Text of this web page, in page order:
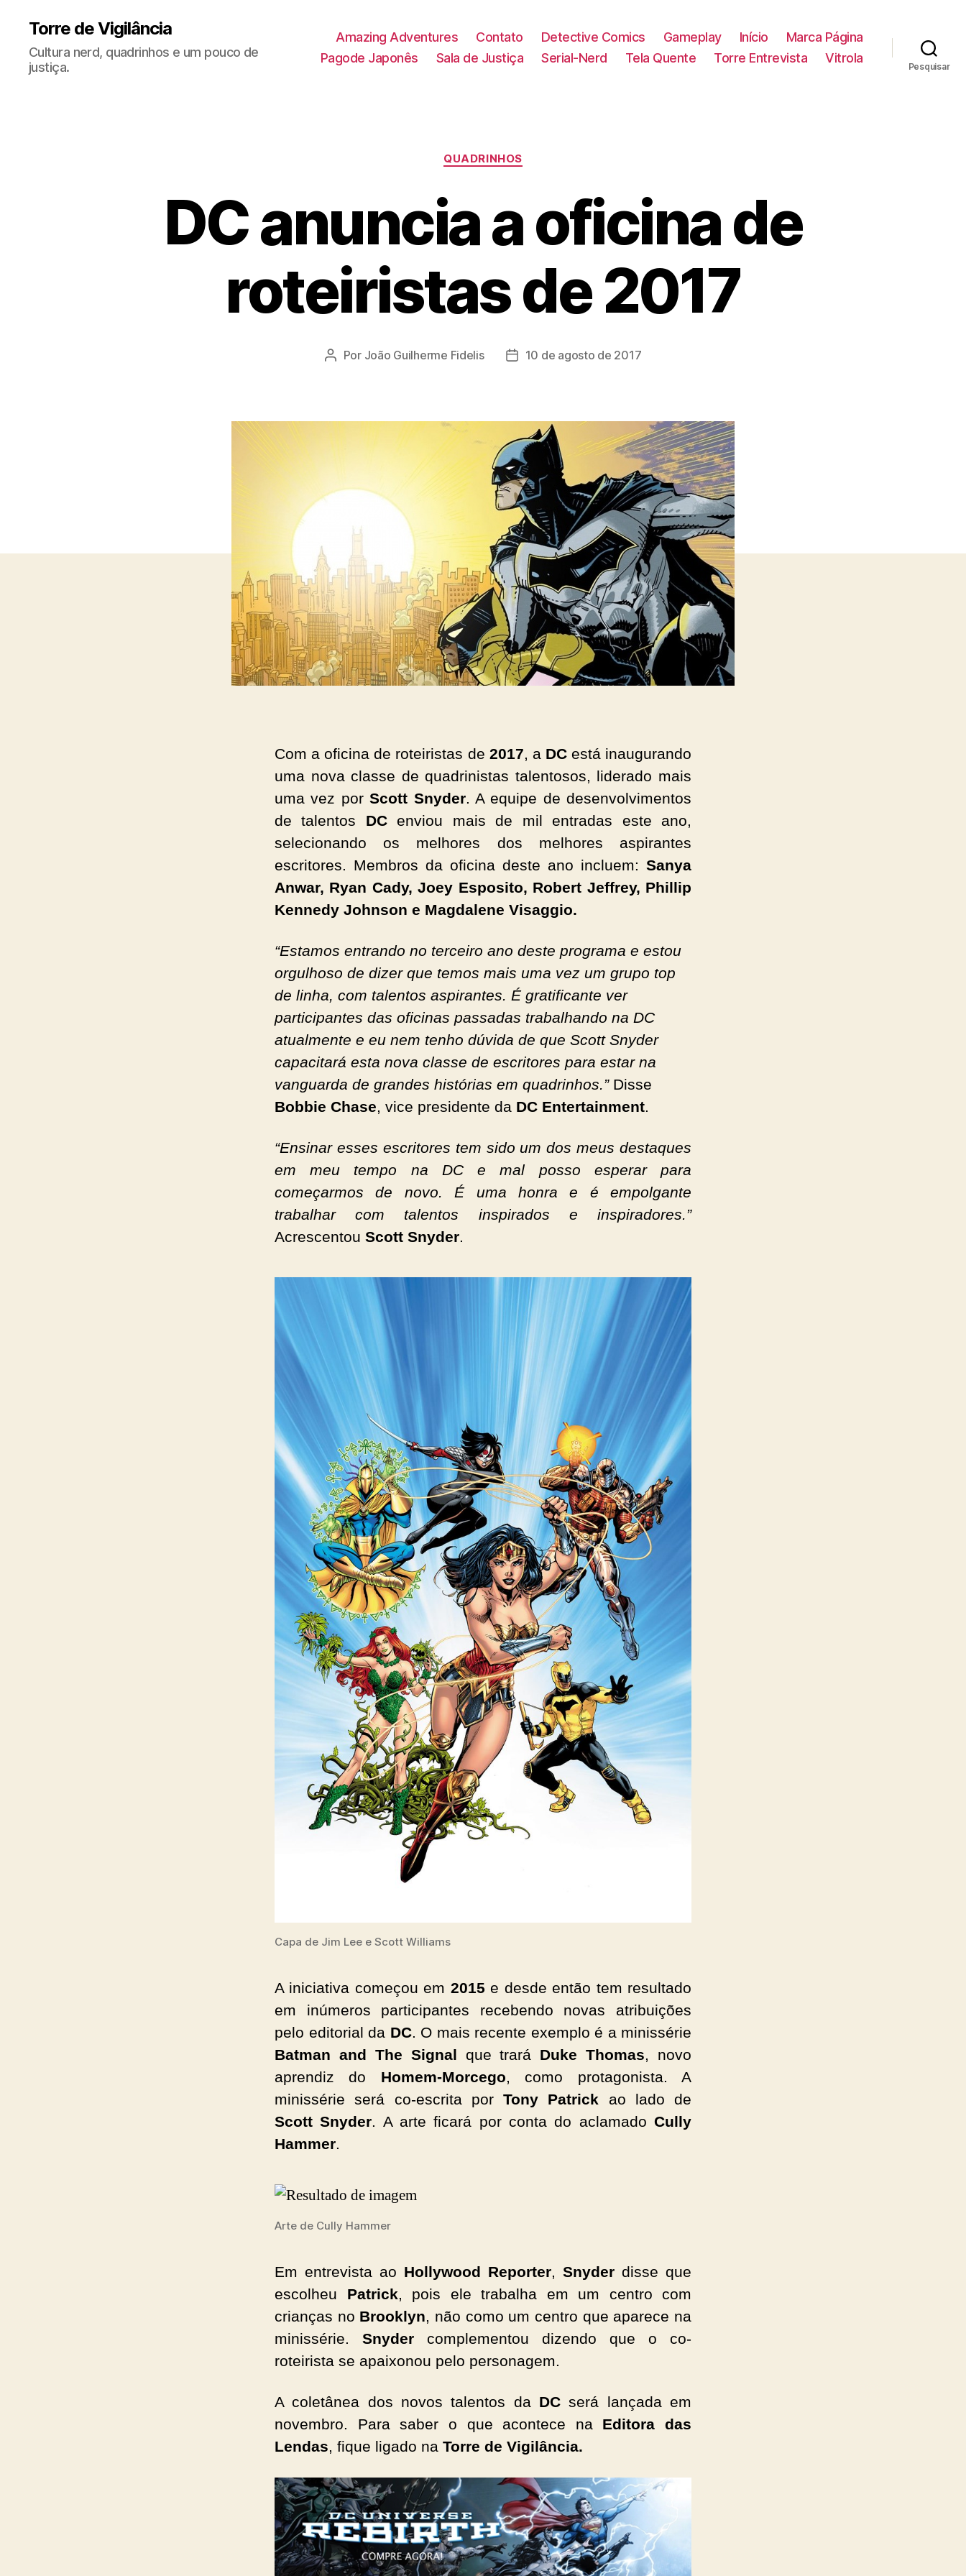
Torre de Vigilância
Cultura nerd, quadrinhos e um pouco de
justiça.
Amazing Adventures Contato Detective Comics Gameplay Início
Marca Página
Pagode Japonês
Sala de Justiça Serial-Nerd Tela Quente Torre Entrevista Vitrola
Pesquisar
Categorias
QUADRINHOS
DC anuncia a oficina de
roteiristas de 2017
Autor
Por João Guilherme Fidelis
Data10 de agosto de 2017
Com a oficina de roteiristas de 2017 , a DCestá inaugurando
uma nova classe de quadrinistas talentosos, liderado mais
uma vez porScott Snyder. A equipe de desenvolvimentos
de talentos DCenviou mais de mil entradas este ano,
selecionando os melhores dos melhores aspirantes
escritores. Membros da oficina deste ano incluem: Sanya
Anwar, Ryan Cady, Joey Esposito, Robert Jeffrey, Phillip
Kennedy Johnson e Magdalene Visaggio.
“Estamos entrando no terceiro ano deste programa e estou
orgulhoso de dizer que temos mais uma vez um grupo top
de linha, com talentos aspirantes. É gratificante ver
participantes das oficinas passadas trabalhando na DC
atualmente e eu nem tenho dúvida de que Scott Snyder
capacitará esta nova classe de escritores para estar na
vanguarda de grandes histórias em quadrinhos.”Disse
Bobbie Chase, vice presidente da DC Entertainment.
“Ensinar esses escritores tem sido um dos meus destaques
em meu tempo na DC e mal posso esperar para
começarmos de novo. É uma honra e é empolgante
trabalhar com talentos inspirados e inspiradores.”
Acrescentou Scott Snyder.
Capa de Jim Lee e Scott Williams
A iniciativa começou em 2015 e desde então tem resultado
em inúmeros participantes recebendo novas atribuições
pelo editorial da DC. O mais recente exemplo é a minissérie
Batman and The Signal que trará Duke Thomas, novo
aprendiz do Homem-Morcego, como protagonista. A
minissérie será co-escrita porTony Patrick ao lado de
Scott Snyder. A arte ficará por conta do aclamadoCully
Hammer.
Arte de Cully Hammer
Em entrevista ao Hollywood Reporter, Snyder disse que
escolheu Patrick, pois ele trabalha em um centro com
crianças no Brooklyn, não como um centro que aparece na
minissérie. Snyder complementou dizendo que o co-
roteirista se apaixonou pelo personagem.
A coletânea dos novos talentos daDC será lançada em
novembro. Para saber o que acontece na Editora das
Lendas, fique ligado na Torre de Vigilância.